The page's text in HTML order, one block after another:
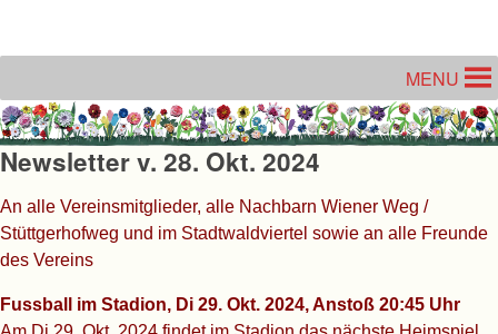
MENU
Newsletter v. 28. Okt. 2024
An alle Vereinsmitglieder, alle Nachbarn Wiener Weg /
Stüttgerhofweg und im Stadtwaldviertel sowie an alle Freunde
des Vereins
Fussball im Stadion, Di 29. Okt. 2024, Anstoß 20:45 Uhr